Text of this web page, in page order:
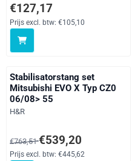
Prijs: 127,17, exclusief btw:
€127,17
Prijs excl. btw: €105,10
Stabilisatorstang set
Mitsubishi EVO X Typ CZ0
06/08> 55
Merk:
H&R
Van 763,51 voor 539,20,
€763,51€539,20
Prijs excl. btw: €445,62